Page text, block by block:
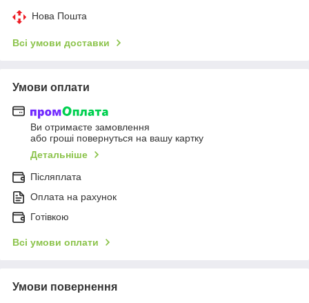
Нова Пошта
Всі умови доставки
Умови оплати
Ви отримаєте замовлення
або гроші повернуться на вашу картку
Детальніше
Післяплата
Оплата на рахунок
Готівкою
Всі умови оплати
Умови повернення